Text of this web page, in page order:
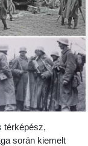
térképész,
során kiemelt